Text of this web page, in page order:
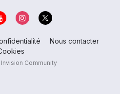
Nous contacter
Community